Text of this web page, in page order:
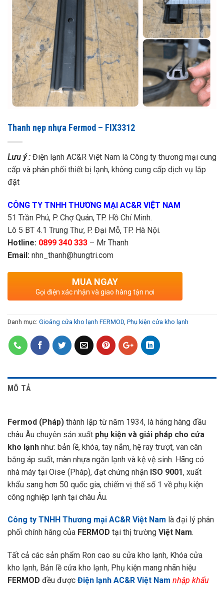
Thanh nẹp nhựa Fermod – FIX3312
Lưu ý : Điện lạnh AC&R Việt Nam là Công ty thương mại cung
cấp và phân phối thiết bị lạnh, không cung cấp dịch vụ lắp
đặt
CÔNG TY TNHH THƯƠNG MẠI AC&R VIỆT NAM
51 Trần Phú, P. Chợ Quán, TP. Hồ Chí Minh.
Lô 5 BT 4.1 Trung Thư, P. Đại Mỗ, TP. Hà Nội.
Hotline: 0899 340 333 – Mr Thanh
Email: nhn_thanh@hungtri.com
MUA NGAY
Gọi điện xác nhận và giao hàng tận nơi
Danh mục: Gioăng cửa kho lạnh FERMOD Phụ kiện cửa kho lạnh
MÔ TẢ
Fermod (Pháp) thành lập từ năm 1934, là hãng hàng đầu
châu Âu chuyên sản xuất phụ kiện và giải pháp cho cửa
kho lạnh như: bản lề, khóa, tay nắm, hệ ray trượt, van cân
bằng áp suất, màn nhựa ngăn lạnh và kệ vệ sinh. Hãng có
nhà máy tại Oise (Pháp), đạt chứng nhận ISO 9001, xuất
khẩu sang hơn 50 quốc gia, chiếm vị thế số 1 về phụ kiện
công nghiệp lạnh tại châu Âu.
Công ty TNHH Thương mại AC&R Việt Nam là đại lý phân
phối chính hãng của FERMOD tại thị trường Việt Nam.
Tất cả các sản phẩm Ron cao su cửa kho lạnh, Khóa cửa
kho lạnh, Bản lề cửa kho lạnh, Phụ kiện mang nhãn hiệu
FERMOD đều được Điện lạnh AC&R Việt Nam nhập khẩu